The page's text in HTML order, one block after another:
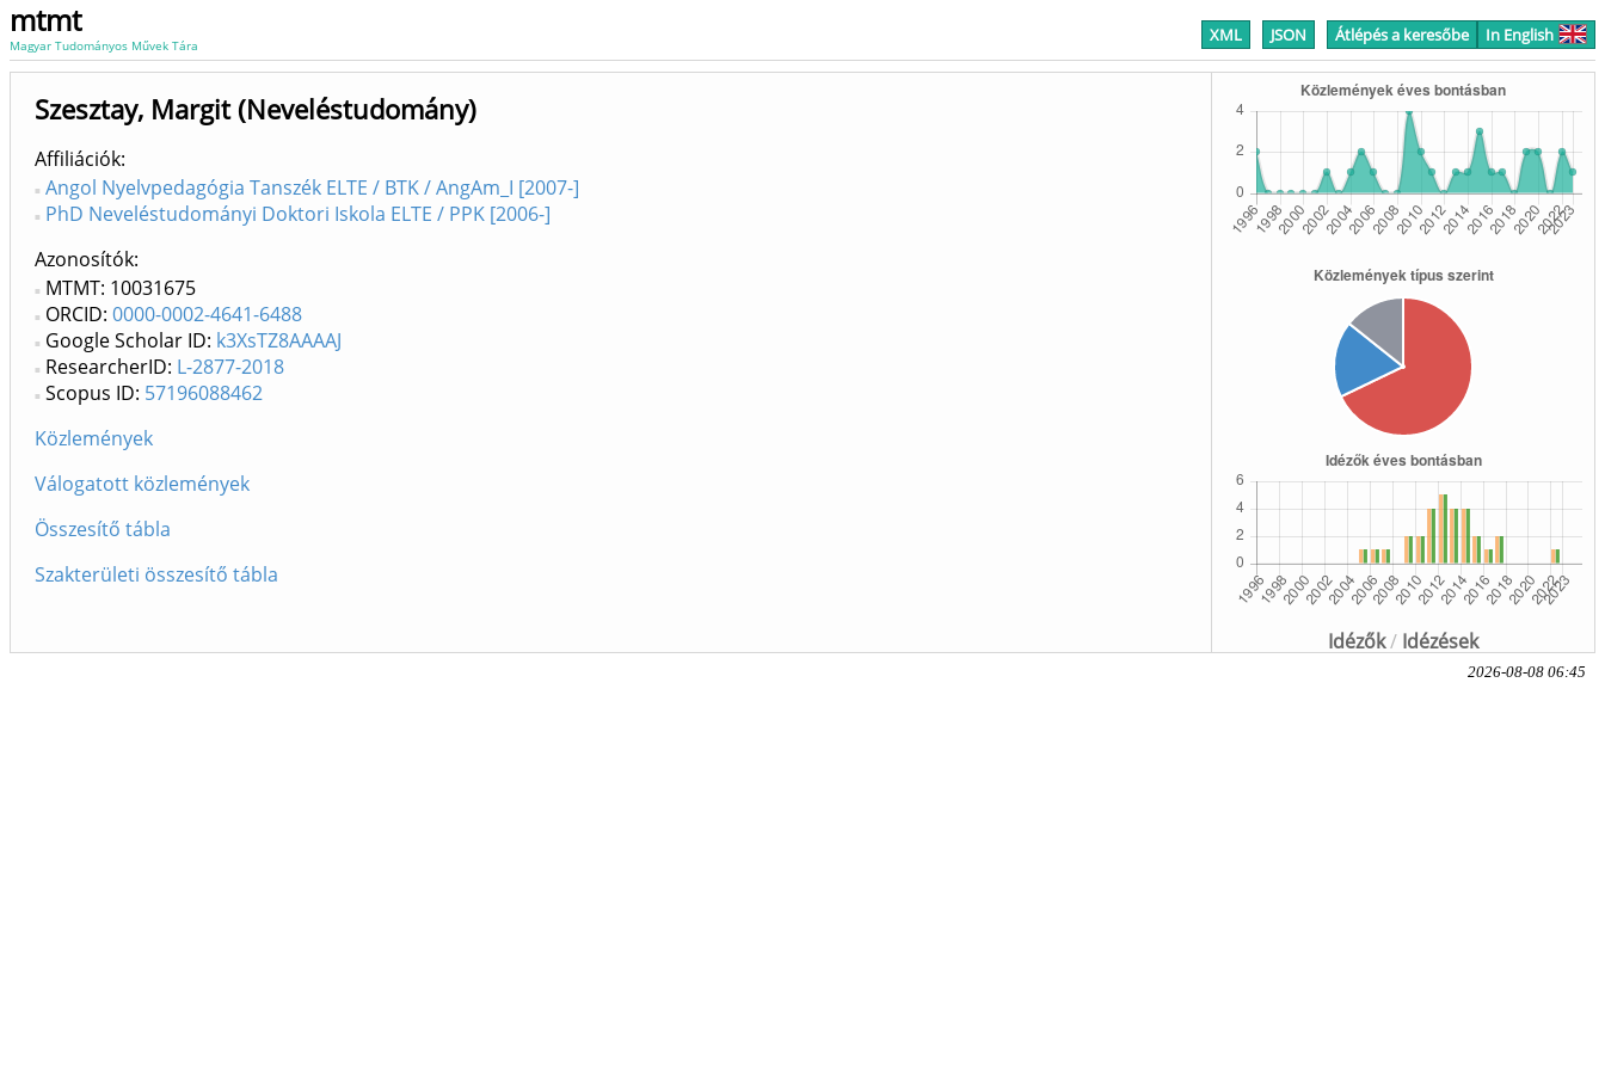
mtmt
Magyar Tudományos Művek Tára XML JSON Átlépés a keresőbe In English
Idézők/ Idézések
Szesztay, Margit (Neveléstudomány)
Affiliációk
Angol Nyelvpedagógia Tanszék ELTE / BTK / AngAm_I [2007-]
PhD Neveléstudományi Doktori Iskola ELTE / PPK [2006-]
Azonosítók
MTMT: 10031675
ORCID: 0000-0002-4641-6488
Google Scholar ID: k3XsTZ8AAAAJ
ResearcherID: L-2877-2018
Scopus ID: 57196088462
Közlemények
Válogatott közlemények
Összesítő tábla
Szakterületi összesítő tábla
2026-08-08 06:45